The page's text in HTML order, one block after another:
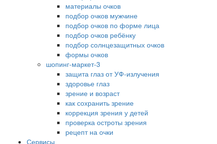
материалы очков
подбор очков мужчине
подбор очков по форме лица
подбор очков ребёнку
подбор солнцезащитных очков
формы очков
шопинг-маркет-3
защита глаз от УФ-излучения
здоровье глаз
зрение и возраст
как сохранить зрение
коррекция зрения у детей
проверка остроты зрения
рецепт на очки
Сервисы